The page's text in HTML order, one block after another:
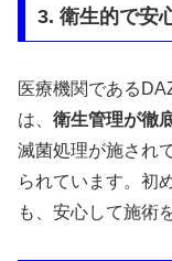
3. 衛生的で安
医療機関である
は、 衛生管理が徹
滅菌処理が施され
られています。初
も、安心して施術